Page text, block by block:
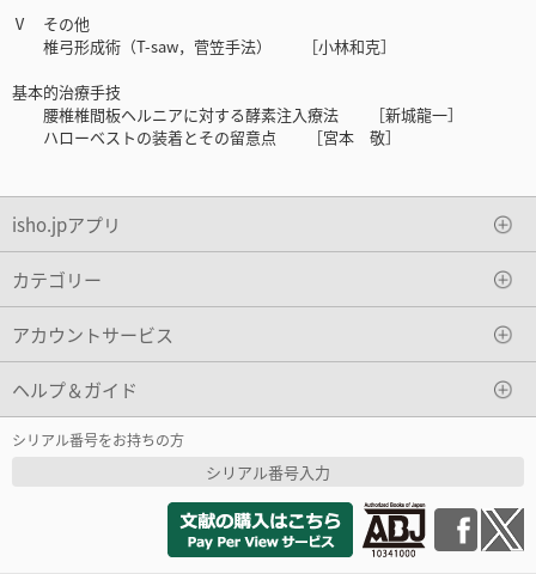
Ⅴ その他
椎弓形成術（T-saw，菅笠手法） ［小林和克］
基本的治療手技
腰椎椎間板ヘルニアに対する酵素注入療法 ［新城龍一］
ハローベストの装着とその留意点 ［宮本 敬］
isho.jpアプリ
カテゴリー
アカウントサービス
ヘルプ＆ガイド
シリアル番号をお持ちの方
シリアル番号入力